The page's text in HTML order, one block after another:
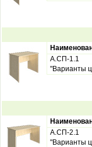
А.СП-1.1
"Варианты
А.СП-2.1
"Варианты